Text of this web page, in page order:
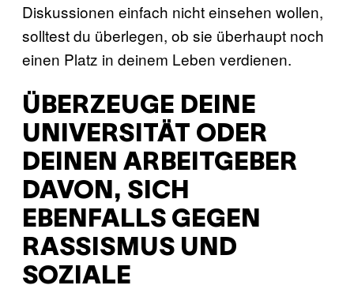
Diskussionen einfach nicht einsehen wollen,
solltest du überlegen, ob sie überhaupt noch
einen Platz in deinem Leben verdienen.
ÜBERZEUGE DEINE
UNIVERSITÄT ODER
DEINEN ARBEITGEBER
DAVON, SICH
EBENFALLS GEGEN
RASSISMUS UND
SOZIALE